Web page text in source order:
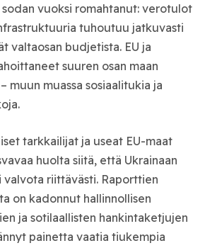
sodan vuoksi romahtanut: verotulot
tuhoutuu jatkuvasti
valtaosan budjetista. EU ja
suuren osan maan
muun muassa sosiaalitukia ja
tarkkailijat ja useat EU-maat
huolta siitä, että Ukrainaan
riittävästi. Raporttien
on kadonnut hallinnollisen
ja sotilaallisten hankintaketjujen
painetta vaatia tiukempia